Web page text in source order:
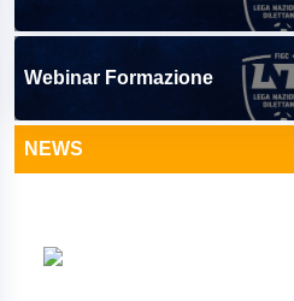
Webinar Formazione
NEWS